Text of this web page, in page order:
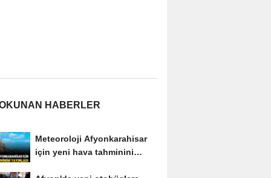
HABERLER
Meteoroloji Afyonkarahisar
için yeni hava tahminini